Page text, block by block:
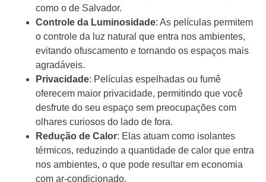
como o de Salvador.
Controle da Luminosidade: As películas permitem
o controle da luz natural que entra nos ambientes,
evitando ofuscamento e tornando os espaços mais
agradáveis.
Privacidade: Películas espelhadas ou fumê
oferecem maior privacidade, permitindo que você
desfrute do seu espaço sem preocupações com
olhares curiosos do lado de fora.
Redução de Calor: Elas atuam como isolantes
térmicos, reduzindo a quantidade de calor que entra
nos ambientes, o que pode resultar em economia
com ar-condicionado.